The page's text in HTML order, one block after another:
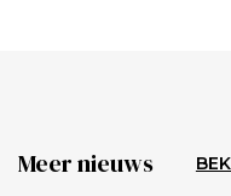
Meer nieuws